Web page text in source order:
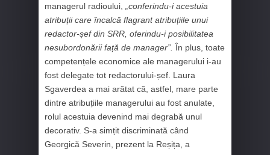
managerul radioului,
„conferindu-i acestuia
atribuții care încalcă flagrant atribuțiile unui
redactor-șef din SRR, oferindu-i posibilitatea
nesubordonării față de manager”. În plus, toate
competențele economice ale managerului i-au
fost delegate tot redactorului-șef. Laura
Sgaverdea a mai arătat că, astfel, mare parte
dintre atribuțiile managerului au fost anulate,
rolul acestuia devenind mai degrabă unul
decorativ. S-a simțit discriminată când
Georgică Severin, prezent la Reșița, a